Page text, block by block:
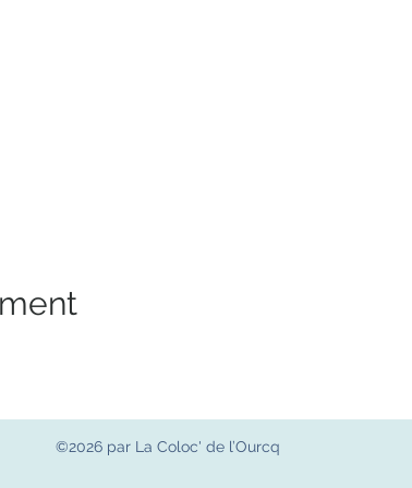
©2026 par La Coloc' de l’Ourcq